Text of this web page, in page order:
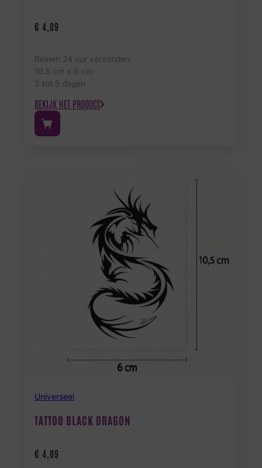
€ 4,09
Binnen 24 uur verzonden
10.5 cm x 6 cm
3 tot 5 dagen
BEKIJK HET PRODUCT
Universeel
TATTOO BLACK DRAGON
€ 4,09